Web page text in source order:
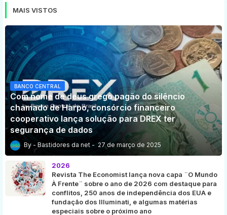
MAIS VISTOS
BANCO CENTRAL
Com nome de deus grego pagão do silêncio
chamado de Harpo, consórcio financeiro
cooperativo lança solução para DREX ter
segurança de dados
Bastidores da net 27 de março de 2025
2026
Revista The Economist lança nova capa ¨O Mundo
À Frente¨ sobre o ano de 2026 com destaque para
conflitos, 250 anos de independência dos EUA e
fundação dos Illuminati, e algumas matérias
especiais sobre o próximo ano